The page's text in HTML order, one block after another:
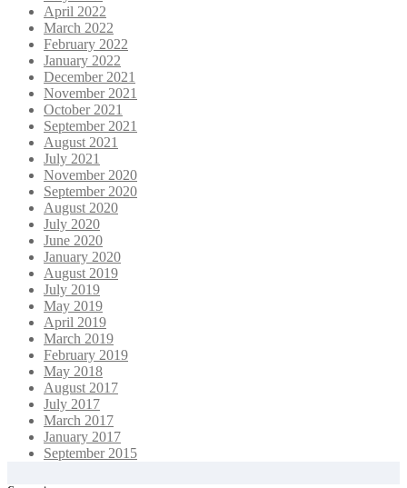
April 2022
March 2022
February 2022
January 2022
December 2021
November 2021
October 2021
September 2021
August 2021
July 2021
November 2020
September 2020
August 2020
July 2020
June 2020
January 2020
August 2019
July 2019
May 2019
April 2019
March 2019
February 2019
May 2018
August 2017
July 2017
March 2017
January 2017
September 2015